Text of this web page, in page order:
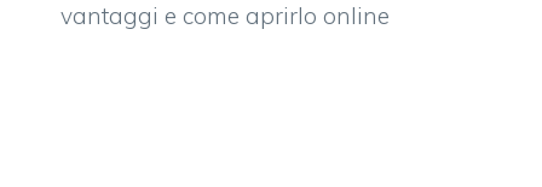
vantaggi e come aprirlo online